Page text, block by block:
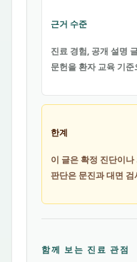
근거 수준
진료 경험, 공개 설명
문헌을 환자 교육 기
한계
이 글은 확정 진단이
판단은 문진과 대면
함께 보는 진료 관점